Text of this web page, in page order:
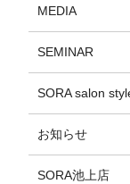
MEDIA
SEMINAR
SORA salon
お知らせ
SORA池上店